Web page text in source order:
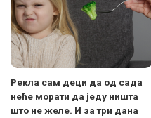
Рекла сам деци да од сада
неће морати да једу ништа
што не желе. И за три дана